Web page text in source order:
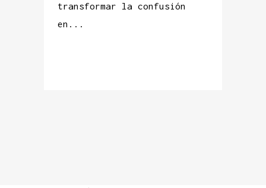
transformar la confusión
en...